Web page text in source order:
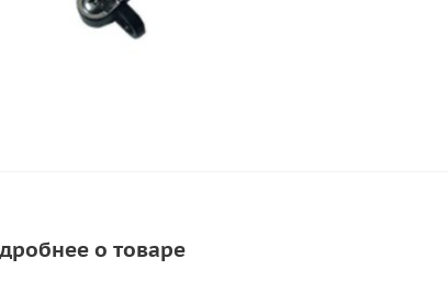
о товаре